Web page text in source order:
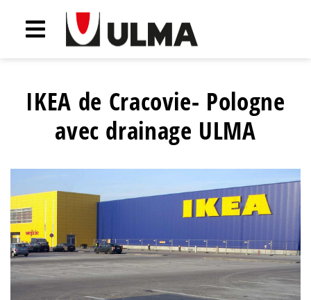
IKEA de Cracovie- Pologne
avec drainage ULMA